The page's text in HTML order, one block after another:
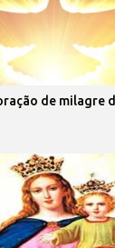
de milagre